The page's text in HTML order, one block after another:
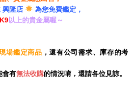
興隆店
為您免費鑑定，
以上的貴金屬喔～
場鑑定商品 ，還有公司需求、庫存的考
會有無法收購的情況唷，還請各位見諒。